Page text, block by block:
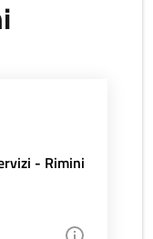
- Rimini